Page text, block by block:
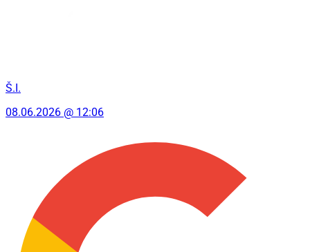
Š.I.
08.06.2026 @ 12:06